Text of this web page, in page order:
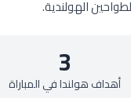
3
أهداف هولندا في المباراة